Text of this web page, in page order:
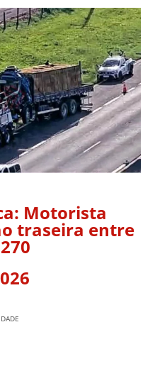
Motorista
traseira entre